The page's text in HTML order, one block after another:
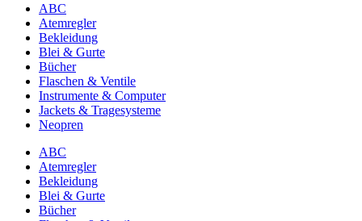
ABC
Atemregler
Bekleidung
Blei & Gurte
Bücher
Flaschen & Ventile
Instrumente & Computer
Jackets & Tragesysteme
Neopren
ABC
Atemregler
Bekleidung
Blei & Gurte
Bücher